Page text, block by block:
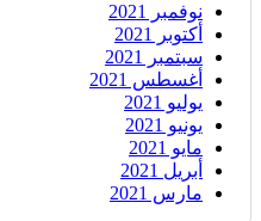
نوفمبر 2021
أكتوبر 2021
سبتمبر 2021
أغسطس 2021
يوليو 2021
يونيو 2021
مايو 2021
أبريل 2021
مارس 2021